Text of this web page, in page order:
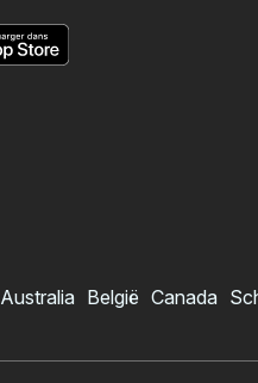
Australia België Canada